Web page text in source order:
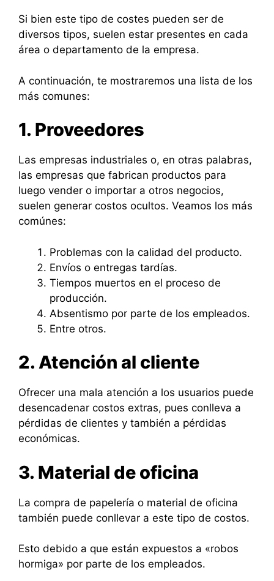
Si bien este tipo de costes pueden ser de
diversos tipos, suelen estar presentes en cada
área o departamento de la empresa.
A continuación, te mostraremos una lista de los
más comunes:
1. Proveedores
Las empresas industriales o, en otras palabras,
las empresas que fabrican productos para
luego vender o importar a otros negocios,
suelen generar costos ocultos. Veamos los más
comúnes:
Problemas con la calidad del producto.
Envíos o entregas tardías.
Tiempos muertos en el proceso de
producción.
Absentismo por parte de los empleados.
Entre otros.
2. Atención al cliente
Ofrecer una mala atención a los usuarios puede
desencadenar costos extras, pues conlleva a
pérdidas de clientes y también a pérdidas
económicas.
3. Material de oficina
La compra de papelería o material de oficina
también puede conllevar a este tipo de costos.
Esto debido a que están expuestos a «robos
hormiga» por parte de los empleados.